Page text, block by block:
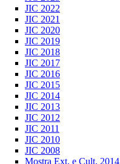
JIC 2022
JIC 2021
JIC 2020
JIC 2019
JIC 2018
JIC 2017
JIC 2016
JIC 2015
JIC 2014
JIC 2013
JIC 2012
JIC 2011
JIC 2010
JIC 2008
Mostra Ext. e Cult. 2014